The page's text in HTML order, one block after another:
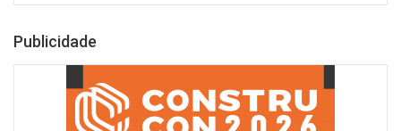
Publicidade